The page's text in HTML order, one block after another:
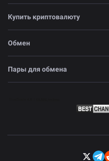
Купить криптовалюту
Обмен
Пары для обмена